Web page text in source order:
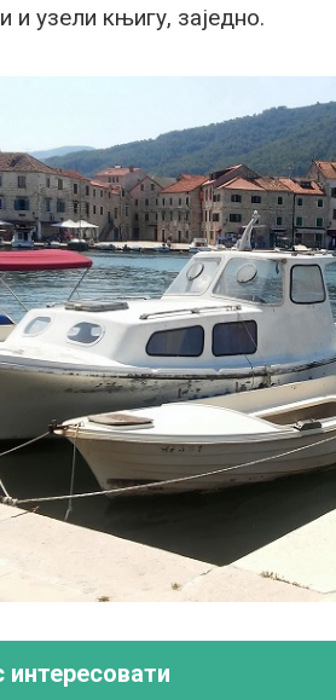
и узели књигу, заједно.